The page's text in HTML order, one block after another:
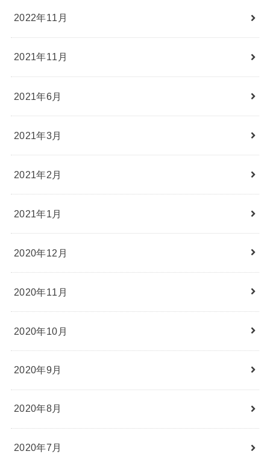
2022年11月
2021年11月
2021年6月
2021年3月
2021年2月
2021年1月
2020年12月
2020年11月
2020年10月
2020年9月
2020年8月
2020年7月